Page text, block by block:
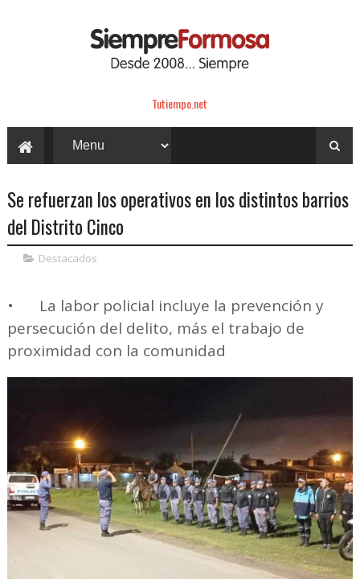
Tutiempo.net
Se refuerzan los operativos en los distintos barrios
del Distrito Cinco
Destacados
•
La labor policial incluye la prevención y
persecución del delito, más el trabajo de
proximidad con la comunidad